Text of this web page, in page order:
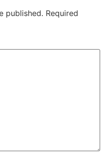
published. Required